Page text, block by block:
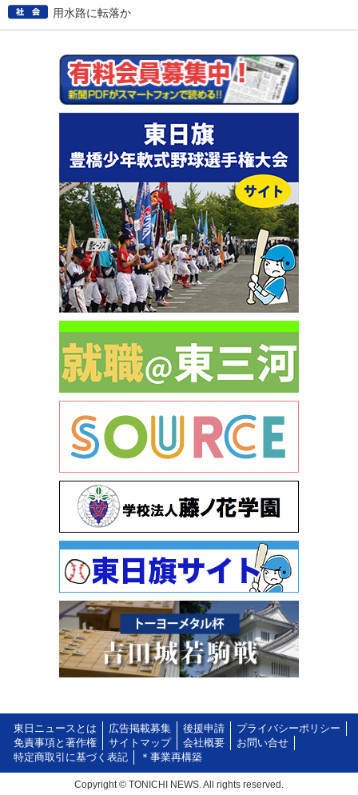
用水路に転落か
東日ニュースとは 広告掲載募集 後援申請
プライバシーポリシー
免責事項と著作権
サイトマップ 会社概要
お問い合せ
特定商取引に基づく表記
＊事業再構築
Copyright © TONICHI NEWS. All rights reserved.